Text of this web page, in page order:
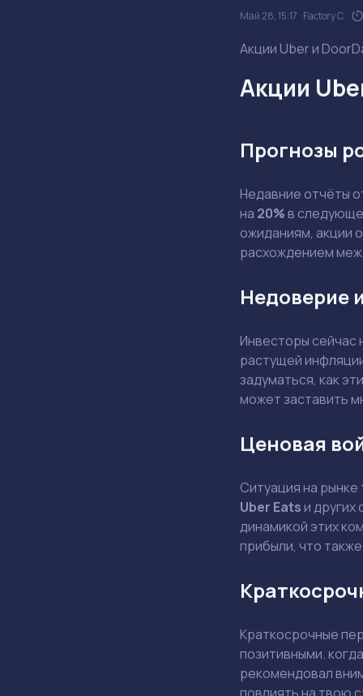
Май 28, 15:17 Factory C.
Акции Uber и
Акции
Прогнозы
Недавние отчёты
на 20%в
ожиданиям, акции
расхождением
Недоверие
Инвесторы сейчас
растущей
задуматься, как
может заставить
Ценовая
Ситуация на
Uber Eatsи
динамикой этих
прибыли, что
Краткосрочные
позитивными.
рекомендовал
повлиять на твою